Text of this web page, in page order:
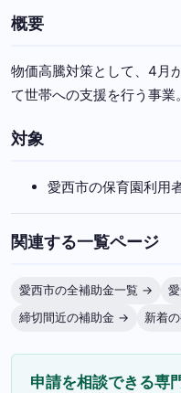
概要
物価高騰対策として、4月
て世帯への支援を行う事業。
対象
愛西市の保育園利用
関連する一覧ページ
愛西市の全補助金一覧 →
締切間近の補助金 →
新着
申請を相談できる専